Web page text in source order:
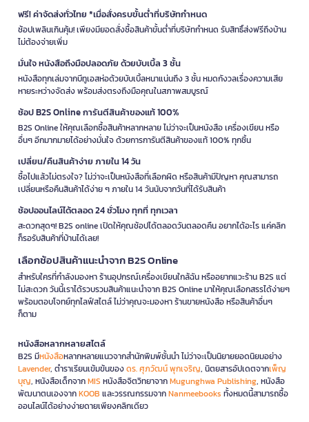
ฟรี! ค่าจัดส่งทั่วไทย *เมื่อสั่งครบขั้นต่ำที่บริษัทกำหนด
ช้อปเพลินเกินคุ้ม! เพียงมียอดสั่งซื้อสินค้าขั้นต่ำที่บริษัทกำหนด รับสิทธิ์ส่งฟรีถึงบ้าน
ไม่ต้องจ่ายเพิ่ม
มั่นใจ หนังสือถึงมือปลอดภัย ด้วยบับเบิ้ล 3 ชั้น
หนังสือทุกเล่มจากบีทูเอสห่อด้วยบับเบิ้ลหนาแน่นถึง 3 ชั้น หมดกังวลเรื่องความเสีย
หายระหว่างจัดส่ง พร้อมส่งตรงถึงมือคุณในสภาพสมบูรณ์
ช้อป B2S Online การันตีสินค้าของแท้ 100%
B2S Online ให้คุณเลือกซื้อสินค้าหลากหลาย ไม่ว่าจะเป็นหนังสือ เครื่องเขียน หรือ
อื่นๆ อีกมากมายได้อย่างมั่นใจ ด้วยการการันตีสินค้าของแท้ 100% ทุกชิ้น
เปลี่ยน/คืนสินค้าง่าย ภายใน 14 วัน
ซื้อไปแล้วไม่ตรงใจ? ไม่ว่าจะเป็นหนังสือที่เลือกผิด หรือสินค้ามีปัญหา คุณสามารถ
เปลี่ยนหรือคืนสินค้าได้ง่าย ๆ ภายใน 14 วันนับจากวันที่ได้รับสินค้า
ช้อปออนไลน์ได้ตลอด 24 ชั่วโมง ทุกที่ ทุกเวลา
สะดวกสุดๆ! B2S online เปิดให้คุณช้อปได้ตลอดวันตลอดคืน อยากได้อะไร แค่คลิก
ก็รอรับสินค้าที่บ้านได้เลย!
เลือกช้อปสินค้าแนะนำจาก B2S Online
สำหรับใครที่กำลังมองหา ร้านอุปกรณ์เครื่องเขียนใกล้ฉัน หรืออยากแวะร้าน B2S แต่
ไม่สะดวก วันนี้เราได้รวบรวมสินค้าแนะนำจาก B2S Online มาให้คุณเลือกสรรได้ง่ายๆ
พร้อมตอบโจทย์ทุกไลฟ์สไตล์ ไม่ว่าคุณจะมองหา ร้านขายหนังสือ หรือสินค้าอื่นๆ
ก็ตาม
หนังสือหลากหลายสไตล์
B2S มีหนังสือหลากหลายแนวจากสำนักพิมพ์ชั้นนำ ไม่ว่าจะเป็นนิยายยอดนิยมอย่าง
Lavender, ตำราเรียนเข้มข้นของดร. ศุภวัฒน์ พุกเจริญ, นิตยสารอัปเดตจากเพ็ญ
บุญ, หนังสือเด็กจากMIS หนังสือจิตวิทยาจากMugunghwa Publishing, หนังสือ
พัฒนาตนเองจากKOOB และวรรณกรรมจากNanmeebooks ทั้งหมดนี้สามารถซื้อ
ออนไลน์ได้อย่างง่ายดายเพียงคลิกเดียว